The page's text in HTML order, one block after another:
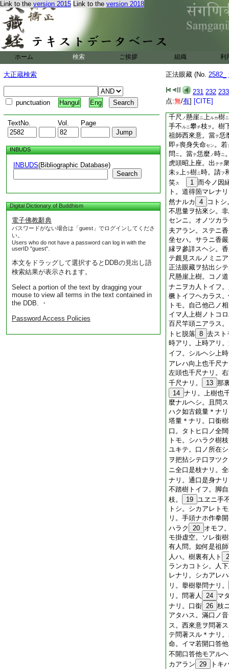
Link to the version 2015 Link to the version 2018
ホーム 検索 ご挨拶 組織 利
大正蔵検索
punctuation Hangul Eng
TextNo. Vol. Page
INBUDS
INBUDS(Bibliographic Database)
Search
Digital Dictionary of Buddhism
電子佛教辭典
パスワードがない場合は「guest」でログインしてくださ
い。
Users who do not have a password can log in with the
userID "guest".
本文をドラッグして選択するとDDBの見出し語
検索結果が表示されます。
Select a portion of the text by dragging your
mouse to view all terms in the text contained in
the DDB. ・
Password Access Policies
正法眼藏 (No. 2582_
231 232 233
点:無/有] [CITE]
ノ寒暑ト。ヒトシ
トナカレ。直須勤
正法眼藏春秋
道ハク。衆角雖 多
正法眼藏祖師西來意
香嚴寺襲燈大師
千尺 ノ懸崖ニ上ルカ樹ニ
手不ルニ攀チ枝ヲ 。樹
祖師西來意。當テ恁
即チ喪身失命セン。若
問ニ。當テ恁麼ノ時ニ
虎頭昭上座。出 テテ
未タ上ラ樹ニ時。請フ
笑ス 1 而今ノ因
ト。道得箇マレナ
然ナルカ
4
コト
不思量ヲ拈來シ。
センニ。オノツカ
夫アラン。ステニ
坐セハ。サラニ香
縁ヲ參詳スヘシ。
テ覰見スルノミニ
正法眼藏ヲ拈出シ
尺懸崖上樹。コノ
ナニヲカ人トイフ
橛トイフヘカラス
トモ。自己他己ノ
イマ人上樹ノトコ
百尺竿頭ニアラス
トヒ脱落 8 去スト
時アリ。上時アリ
イフ。シルヘシ上
アレハ向上也千尺
左頭也千尺ナリ。
千尺ナリ。
13 那
14 ナリ。上樹也
麼ナルヘシ。且問
ハク如古鏡量＊ナ
塔量＊ナリ。口銜
口。タトヒ口ノ全
トモ。シハラク樹
ユキテ。口ノ所在
ヲ把拈シテ口ヲツ
ニ全口是枝ナリ。
ナリ。通口是身ナ
不踏樹トイフ。脚
枝。
19 ユヱニ手
トシ。シカアレト
リ。手頭ナホ作拳
ハラク
20 オモフ
モ掛虚空。ソレ銜
有人問。如何是祖
人ハ。樹裏有人ト
ランカコトシ。人
レナリ。シカアレ
リ。擧樹擧問ナリ。
リ。問著人
24 マ
ナリ。口銜 26 枝
アタハス。滿口ノ
ス。西來意ヲ問著
テ問著スル＊ナリ
命。イマ若開口答
不開口答他モアル
カアラン 29
トキ